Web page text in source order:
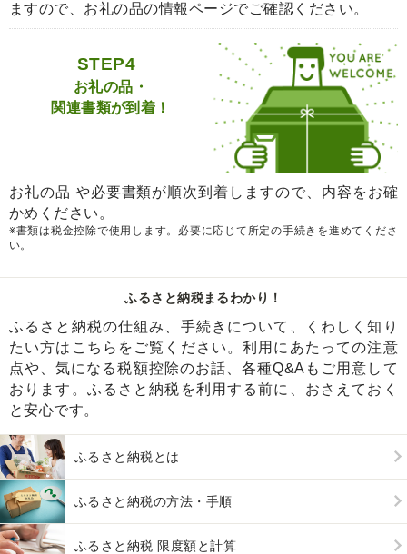
ますので、お礼の品の情報ページでご確認ください。
STEP4
お礼の品・
関連書類が到着！
お礼の品 や必要書類が順次到着しますので、内容をお確
かめください。
※書類は税金控除で使用します。必要に応じて所定の手続きを進めてくださ
い。
ふるさと納税まるわかり！
ふるさと納税の仕組み、手続きについて、くわしく知り
たい方はこちらをご覧ください。利用にあたっての注意
点や、気になる税額控除のお話、各種Q&Aもご用意して
おります。ふるさと納税を利用する前に、おさえておく
と安心です。
ふるさと納税とは
ふるさと納税の方法・手順
ふるさと納税 限度額と計算